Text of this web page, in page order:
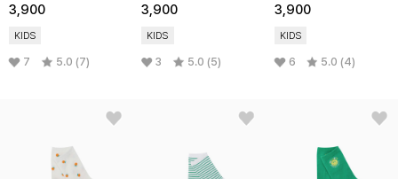
3,900
KIDS
7 5.0 (7)
3,900
KIDS
3 5.0 (5)
3,900
KIDS
6 5.0 (4)